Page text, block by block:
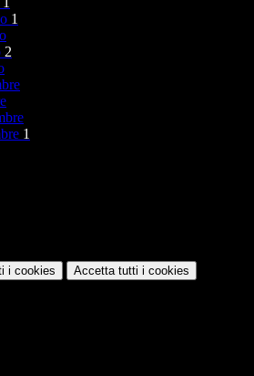
1
2
1
i cookies Accetta tutti i cookies